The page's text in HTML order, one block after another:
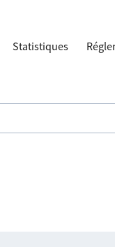
Statistiques